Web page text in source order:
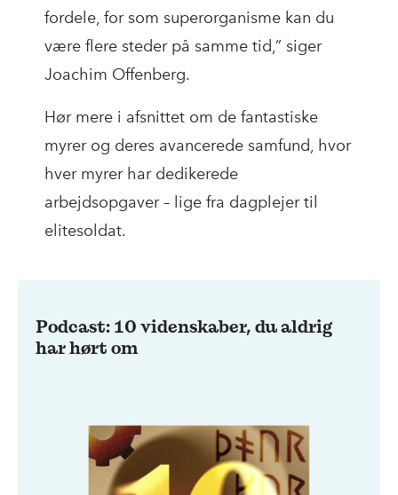
fordele, for som superorganisme kan du
være flere steder på samme tid,” siger
Joachim Offenberg.
Hør mere i afsnittet om de fantastiske
myrer og deres avancerede samfund, hvor
hver myrer har dedikerede
arbejdsopgaver – lige fra dagplejer til
elitesoldat.
Podcast: 10 videnskaber, du aldrig
har hørt om